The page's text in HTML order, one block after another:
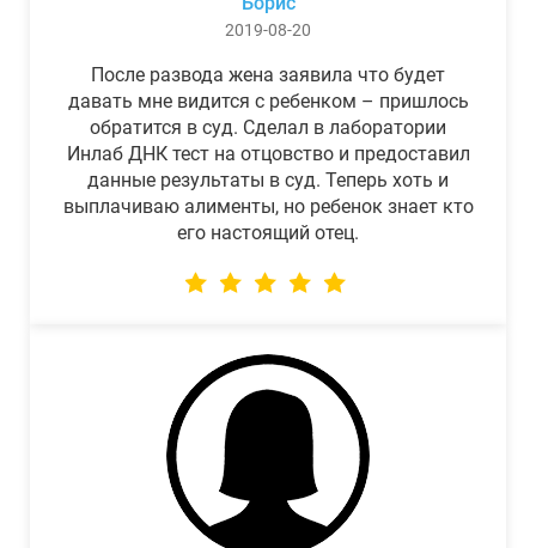
2019-08-20
После развода жена заявила что будет
давать мне видится с ребенком – пришлось
обратится в суд. Сделал в лаборатории
Инлаб ДНК тест на отцовство и предоставил
данные результаты в суд. Теперь хоть и
выплачиваю алименты, но ребенок знает кто
его настоящий отец.